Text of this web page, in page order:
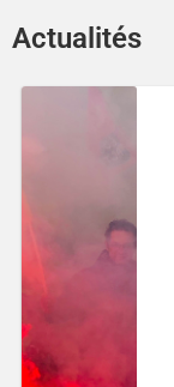
Actualités